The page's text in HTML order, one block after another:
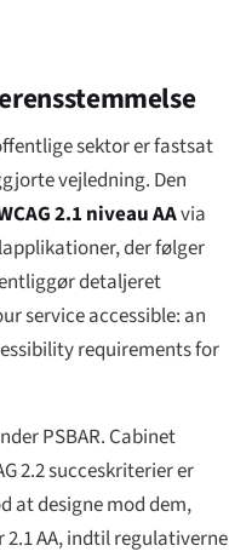
sektor er fastsat
vejledning. Den
2.1 niveau AAvia
der følger
detaljeret
service accessible: an
requirements for
PSBAR. Cabinet
2.2 succeskriterier er
at designe mod dem,
AA, indtil regulativerne